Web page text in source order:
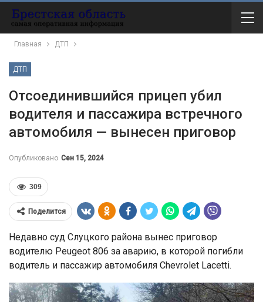
Главная ДТП
ДТП
Отсоединившийся прицеп убил
водителя и пассажира встречного
автомобиля — вынесен приговор
Опубликовано Сен 15, 2024
309
Поделится
Недавно суд Слуцкого района вынес приговор
водителю Peugeot 806 за аварию, в которой погибли
водитель и пассажир автомобиля Chevrolet Lacetti.